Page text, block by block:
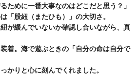
ために一番大事なのはどこだと思う？」
「股紐（またひも）」の大切さ。
が緩んでいないか確認し合いながら、真
着。海で遊ぶときの「自分の命は自分で
かりと心に刻んでくれました。